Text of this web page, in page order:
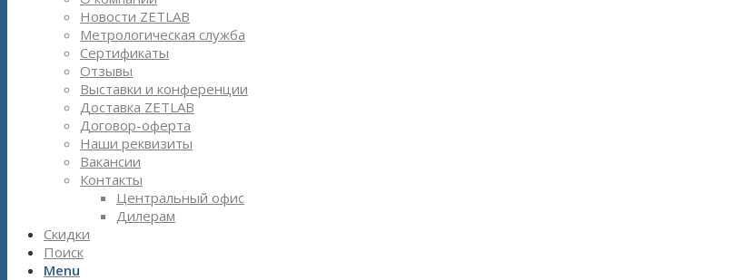
Новости ZETLAB
Метрологическая служба
Сертификаты
Отзывы
Выставки и конференции
Доставка ZETLAB
Договор-оферта
Наши реквизиты
Вакансии
Контакты
Центральный офис
Дилерам
Скидки
Поиск
Menu